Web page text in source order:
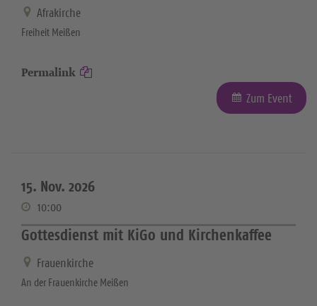
Afrakirche
Freiheit Meißen
Permalink
Zum Event
15. Nov. 2026
10:00
Gottesdienst mit KiGo und Kirchenkaffee
Frauenkirche
An der Frauenkirche Meißen